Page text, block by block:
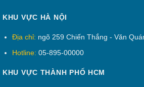
miễn phí.
Hỗ trợ tháo lắp di
Nội Thất Huy
KHU VỰC HÀ NỘI
Địa chỉ: ngõ 259 Chiến Thắng - Văn
Hotline: 05-895-00000
KHU VỰC THÀNH PHỐ HCM